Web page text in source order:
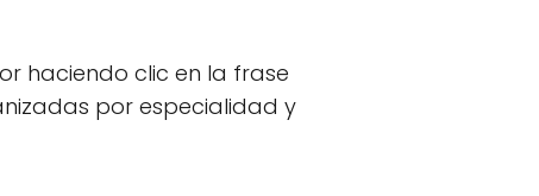
haciendo clic en la frase
por especialidad y